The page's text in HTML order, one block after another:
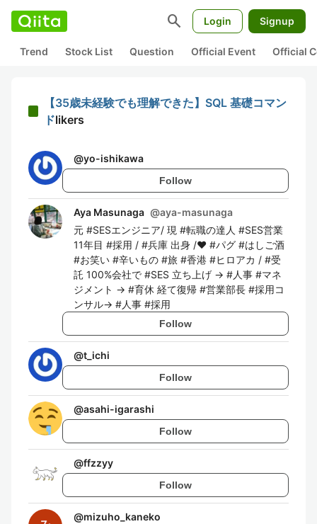
search Login Signup
Trend Stock List Question Official Event Official
【35歳未経験でも理解できた】SQL 基礎コマン
ドlikers
@yo-ishikawa
Follow
Aya Masunaga @aya-masunaga
元 #SESエンジニア/ 現 #転職の達人 #SES営業
11年目 #採用 / #兵庫 出身 /❤️ #パグ #はしご酒
#お笑い #辛いもの #旅 #香港 #ヒロアカ / #受
託 100%会社で #SES 立ち上げ → #人事 #マネ
ジメント → #育休 経て復帰 #営業部長 #採用コ
ンサル→ #人事 #採用
Follow
@t_ichi
Follow
@asahi-igarashi
Follow
@ffzzyy
Follow
@mizuho_kaneko